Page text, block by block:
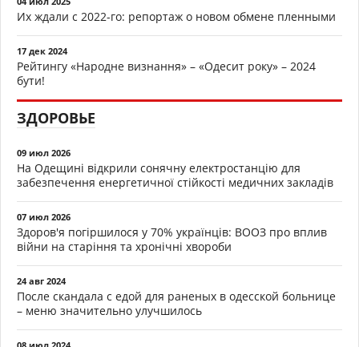
Их ждали с 2022-го: репортаж о новом обмене пленными
17 дек 2024
Рейтингу «Народне визнання» – «Одесит року» – 2024
бути!
ЗДОРОВЬЕ
09 июл 2026
На Одещині відкрили сонячну електростанцію для
забезпечення енергетичної стійкості медичних закладів
07 июл 2026
Здоров'я погіршилося у 70% українців: ВООЗ про вплив
війни на старіння та хронічні хвороби
24 авг 2024
После скандала с едой для раненых в одесской больнице
– меню значительно улучшилось